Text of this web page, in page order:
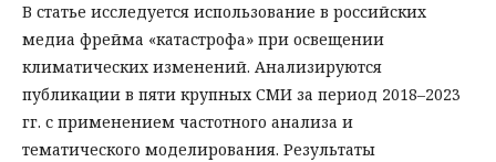
В статье исследуется использование в российских
медиа фрейма «катастрофа» при освещении
климатических изменений. Анализируются
публикации в пяти крупных СМИ за период 2018–2023
гг. с применением частотного анализа и
тематического моделирования. Результаты